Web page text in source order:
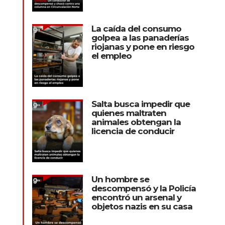
La caída del consumo
golpea a las panaderías
riojanas y pone en riesgo
el empleo
Salta busca impedir que
quienes maltraten
animales obtengan la
licencia de conducir
Un hombre se
descompensó y la Policía
encontró un arsenal y
objetos nazis en su casa